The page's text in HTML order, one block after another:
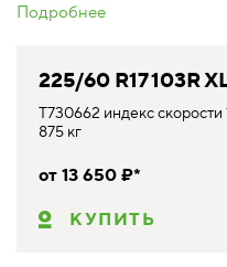
Подробнее
225/60 R17 103R
T730662 индекс скорости
875 кг
от 13 650 ₽*
КУПИТЬ